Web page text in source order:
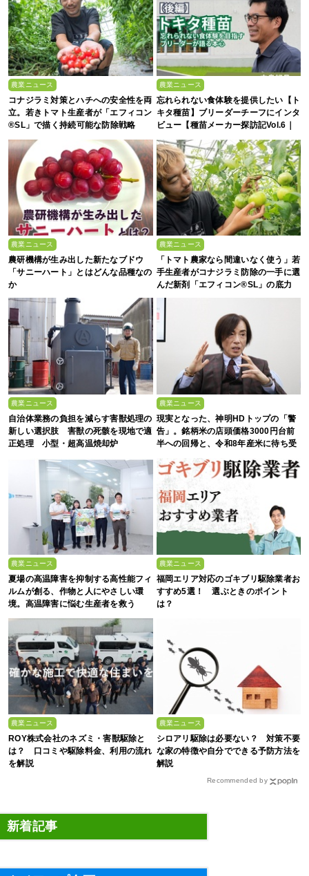
農業ニュース
コナジラミ対策とハチへの安全性を両
立。若きトマト生産者が「エフィコン
®SL」で描く持続可能な防除戦略
農業ニュース
忘れられない食体験を提供したい【ト
キタ種苗】ブリーダーチーフにインタ
ビュー【種苗メーカー探訪記Vol.6｜
農業ニュース
農研機構が生み出した新たなブドウ
「サニーハート」とはどんな品種なの
か
農業ニュース
「トマト農家なら間違いなく使う」若
手生産者がコナジラミ防除の一手に選
んだ新剤「エフィコン®SL」の底力
農業ニュース
自治体業務の負担を減らす害獣処理の
新しい選択肢 害獣の死骸を現地で適
正処理 小型・超高温焼却炉
農業ニュース
現実となった、神明HDトップの「警
告」。銘柄米の店頭価格3000円台前
半への回帰と、令和8年産米に待ち受
ける“大暴落”の可能性
農業ニュース
夏場の高温障害を抑制する高性能フィ
ルムが創る、作物と人にやさしい環
境。高温障害に悩む生産者を救う
農業ニュース
福岡エリア対応のゴキブリ駆除業者お
すすめ5選！ 選ぶときのポイント
は？
農業ニュース
ROY株式会社のネズミ・害獣駆除と
は？ 口コミや駆除料金、利用の流れ
を解説
農業ニュース
シロアリ駆除は必要ない？ 対策不要
な家の特徴や自分でできる予防方法を
解説
Recommended by
新着記事